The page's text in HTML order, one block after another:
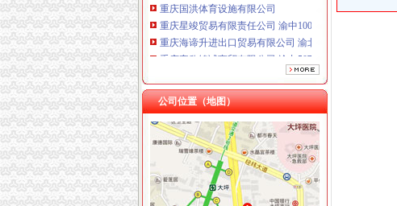
重庆星竣贸易有限责任公司 渝中100万 （进出口权）
重庆海谛升进出口贸易有限公司 渝北100万 （进出口权）
重庆奕欣锦诚商贸有限公司 渝九50万 （工商注册）
重庆三虹房地产营销策划有限公司
重庆宝鹰汽车销售有限公司
公司位置（地图）
工商动态